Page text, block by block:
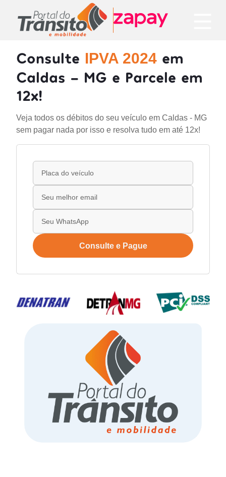
Consulte IPVA 2024 em
Caldas - MG e Parcele em
12x!
Veja todos os débitos do seu veículo em Caldas - MG
sem pagar nada por isso e resolva tudo em até 12x!
Consulte e Pague